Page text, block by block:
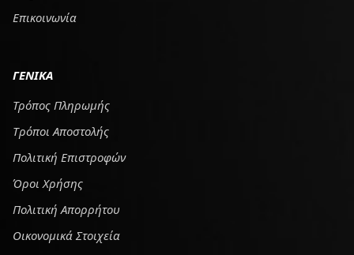
Επικοινωνία
ΓΕΝΙΚΑ
Τρόπος Πληρωμής
Tρόποι Αποστολής
Πολιτική Επιστροφών
Όροι Χρήσης
Πολιτική Απορρήτου
Οικονομικά Στοιχεία